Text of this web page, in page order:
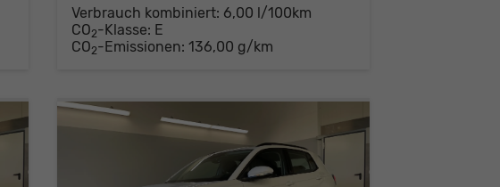
Verbrauch kombiniert: 6,00 l/100km
CO2-Klasse: E
CO2-Emissionen:136,00 g/km